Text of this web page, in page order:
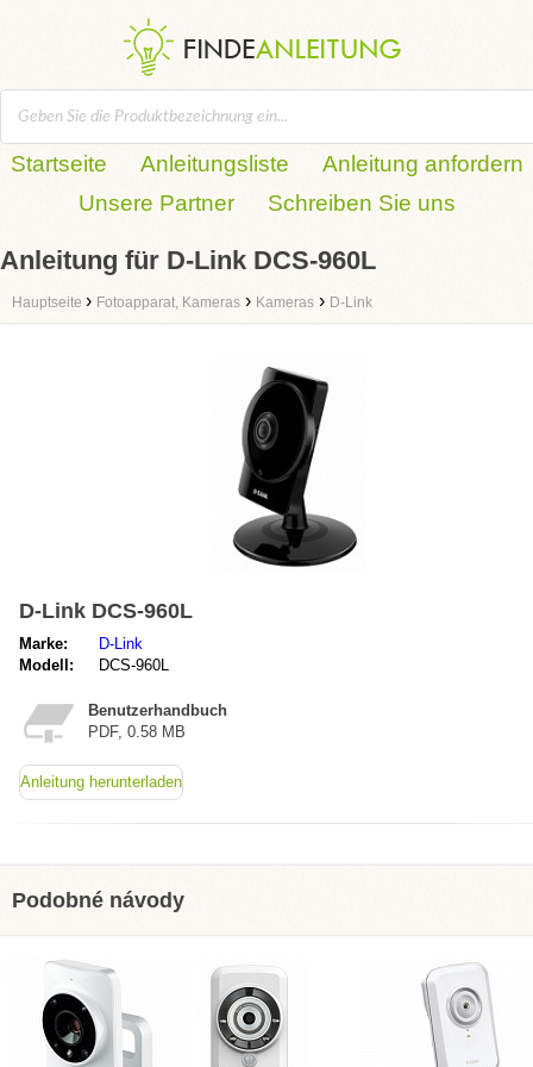
Startseite Anleitungsliste
Anleitung anfordern
Unsere Partner
Schreiben Sie uns
Anleitung für D-Link DCS-960L
Hauptseite › Fotoapparat, Kameras › Kameras › D-Link
D-Link DCS-960L
Marke:
D-Link
Modell:
DCS-960L
Benutzerhandbuch
PDF, 0.58 MB
Anleitung herunterladen
Podobné návody